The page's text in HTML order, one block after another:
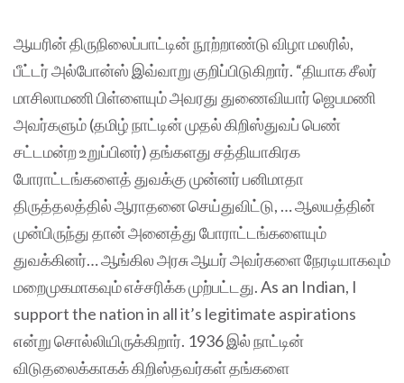
ஆயரின் திருநிலைப்பாட்டின் நூற்றாண்டு விழா மலரில்,
பீட்டர் அல்போன்ஸ் இவ்வாறு குறிப்பிடுகிறார். “தியாக சீலர்
மாசிலாமணி பிள்ளையும் அவரது துணைவியார் ஜெபமணி
அவர்களும் (தமிழ் நாட்டின் முதல் கிறிஸ்துவப் பெண்
சட்டமன்ற உறுப்பினர்) தங்களது சத்தியாகிரக
போராட்டங்களைத் துவக்கு முன்னர் பனிமாதா
திருத்தலத்தில் ஆராதனை செய்துவிட்டு, … ஆலயத்தின்
முன்பிருந்து தான் அனைத்து போராட்டங்களையும்
துவக்கினர்… ஆங்கில அரசு ஆயர் அவர்களை நேரடியாகவும்
மறைமுகமாகவும் எச்சரிக்க முற்பட்டது. As an Indian, I
support the nation in all it’s legitimate aspirations
என்று சொல்லியிருக்கிறார். 1936 இல் நாட்டின்
விடுதலைக்காகக் கிறிஸ்தவர்கள் தங்களை